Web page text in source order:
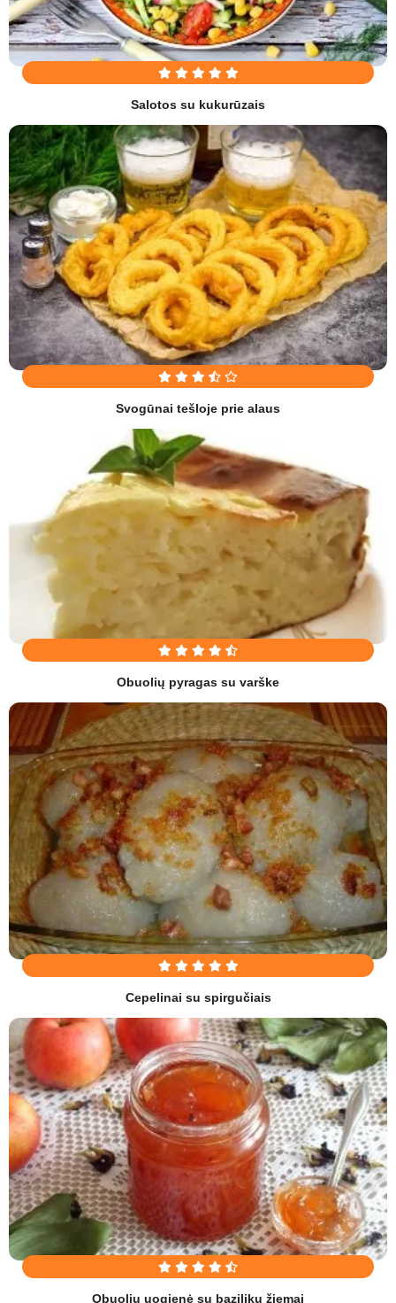
Salotos su kukurūzais
Svogūnai tešloje prie alaus
Obuolių pyragas su varške
Cepelinai su spirgučiais
Obuolių uogienė su baziliku žiemai